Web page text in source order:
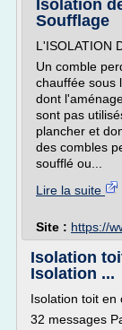
Isolation
Soufflage
L'ISOLATION
Un comble
chauffée sous
dont
sont pas
plancher et
des combles
soufflé ou...
Lire la suite
Site : https://
Isolation
Isolation ...
Isolation toit en
32 messages